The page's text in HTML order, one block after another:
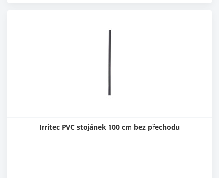
Irritec PVC stojánek 100 cm bez přechodu